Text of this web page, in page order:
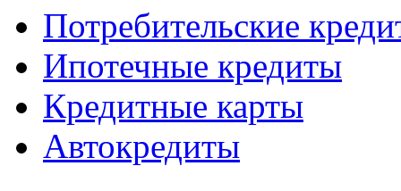
Потребительские
Ипотечные кредиты
Кредитные карты
Автокредиты